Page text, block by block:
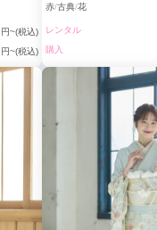
円~(税込)
円~(税込)
赤 古典 花
レンタル
購入